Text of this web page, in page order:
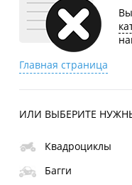
Главная страница
ИЛИ ВЫБЕРИТЕ
Квадроциклы
Багги